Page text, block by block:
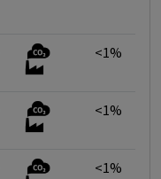
<1%
<1%
<1%